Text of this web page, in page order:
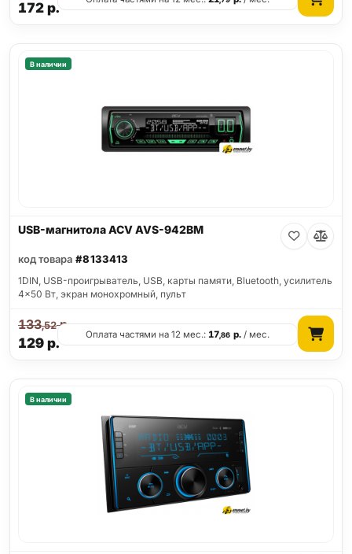
172р.
В наличии
USB-магнитола ACV AVS-942BM
код товара #8133413
1DIN, USB-проигрыватель, USB, карты памяти, Bluetooth, усилитель
4x50 Вт, экран монохромный, пульт
129р.
133,52р.
Оплата частями на 12 мес.:17,86 р./ мес.
В наличии